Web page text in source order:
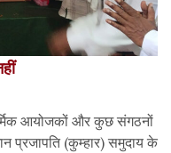
आयोजकों और कुछ संगठनों
प्रजापति (कुम्हार) समुदाय के